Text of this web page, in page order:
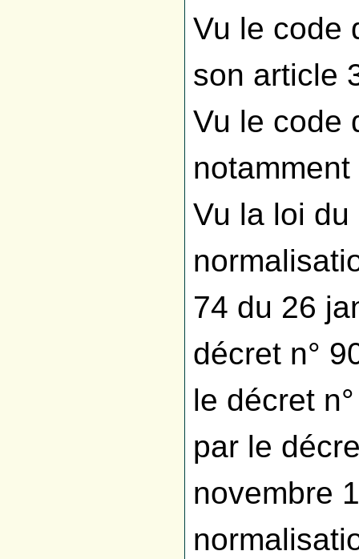
Vu le code
son article
Vu le code
Vu la loi
74 du 26
décret n°
le décret
par le
novembre